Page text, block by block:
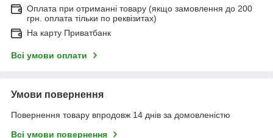
Оплата при отриманні товару (якщо замовлення до 200
грн. оплата тільки по реквізитах)
На карту Приватбанк
Всі умови оплати
Умови повернення
Повернення товару впродовж 14 днів за домовленістю
Всі умови повернення